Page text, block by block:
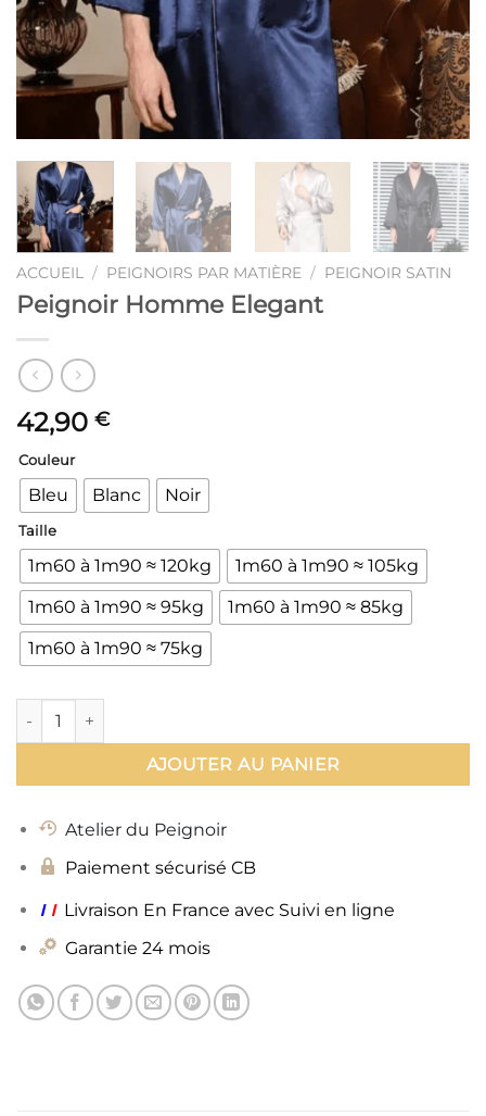
ACCUEIL / PEIGNOIRS PAR MATIÈRE / PEIGNOIR SATIN
Peignoir Homme Elegant
42,90 €
Couleur
Bleu Blanc Noir
Taille
1m60 à 1m90 ≈ 120kg
1m60 à 1m90 ≈ 105kg
1m60 à 1m90 ≈ 95kg
1m60 à 1m90 ≈ 85kg
1m60 à 1m90 ≈ 75kg
quantité de Peignoir Homme Elegant
AJOUTER AU PANIER
Atelier du Peignoir
Paiement sécurisé CB
ı ı Livraison En France avec Suivi en ligne
Garantie 24 mois